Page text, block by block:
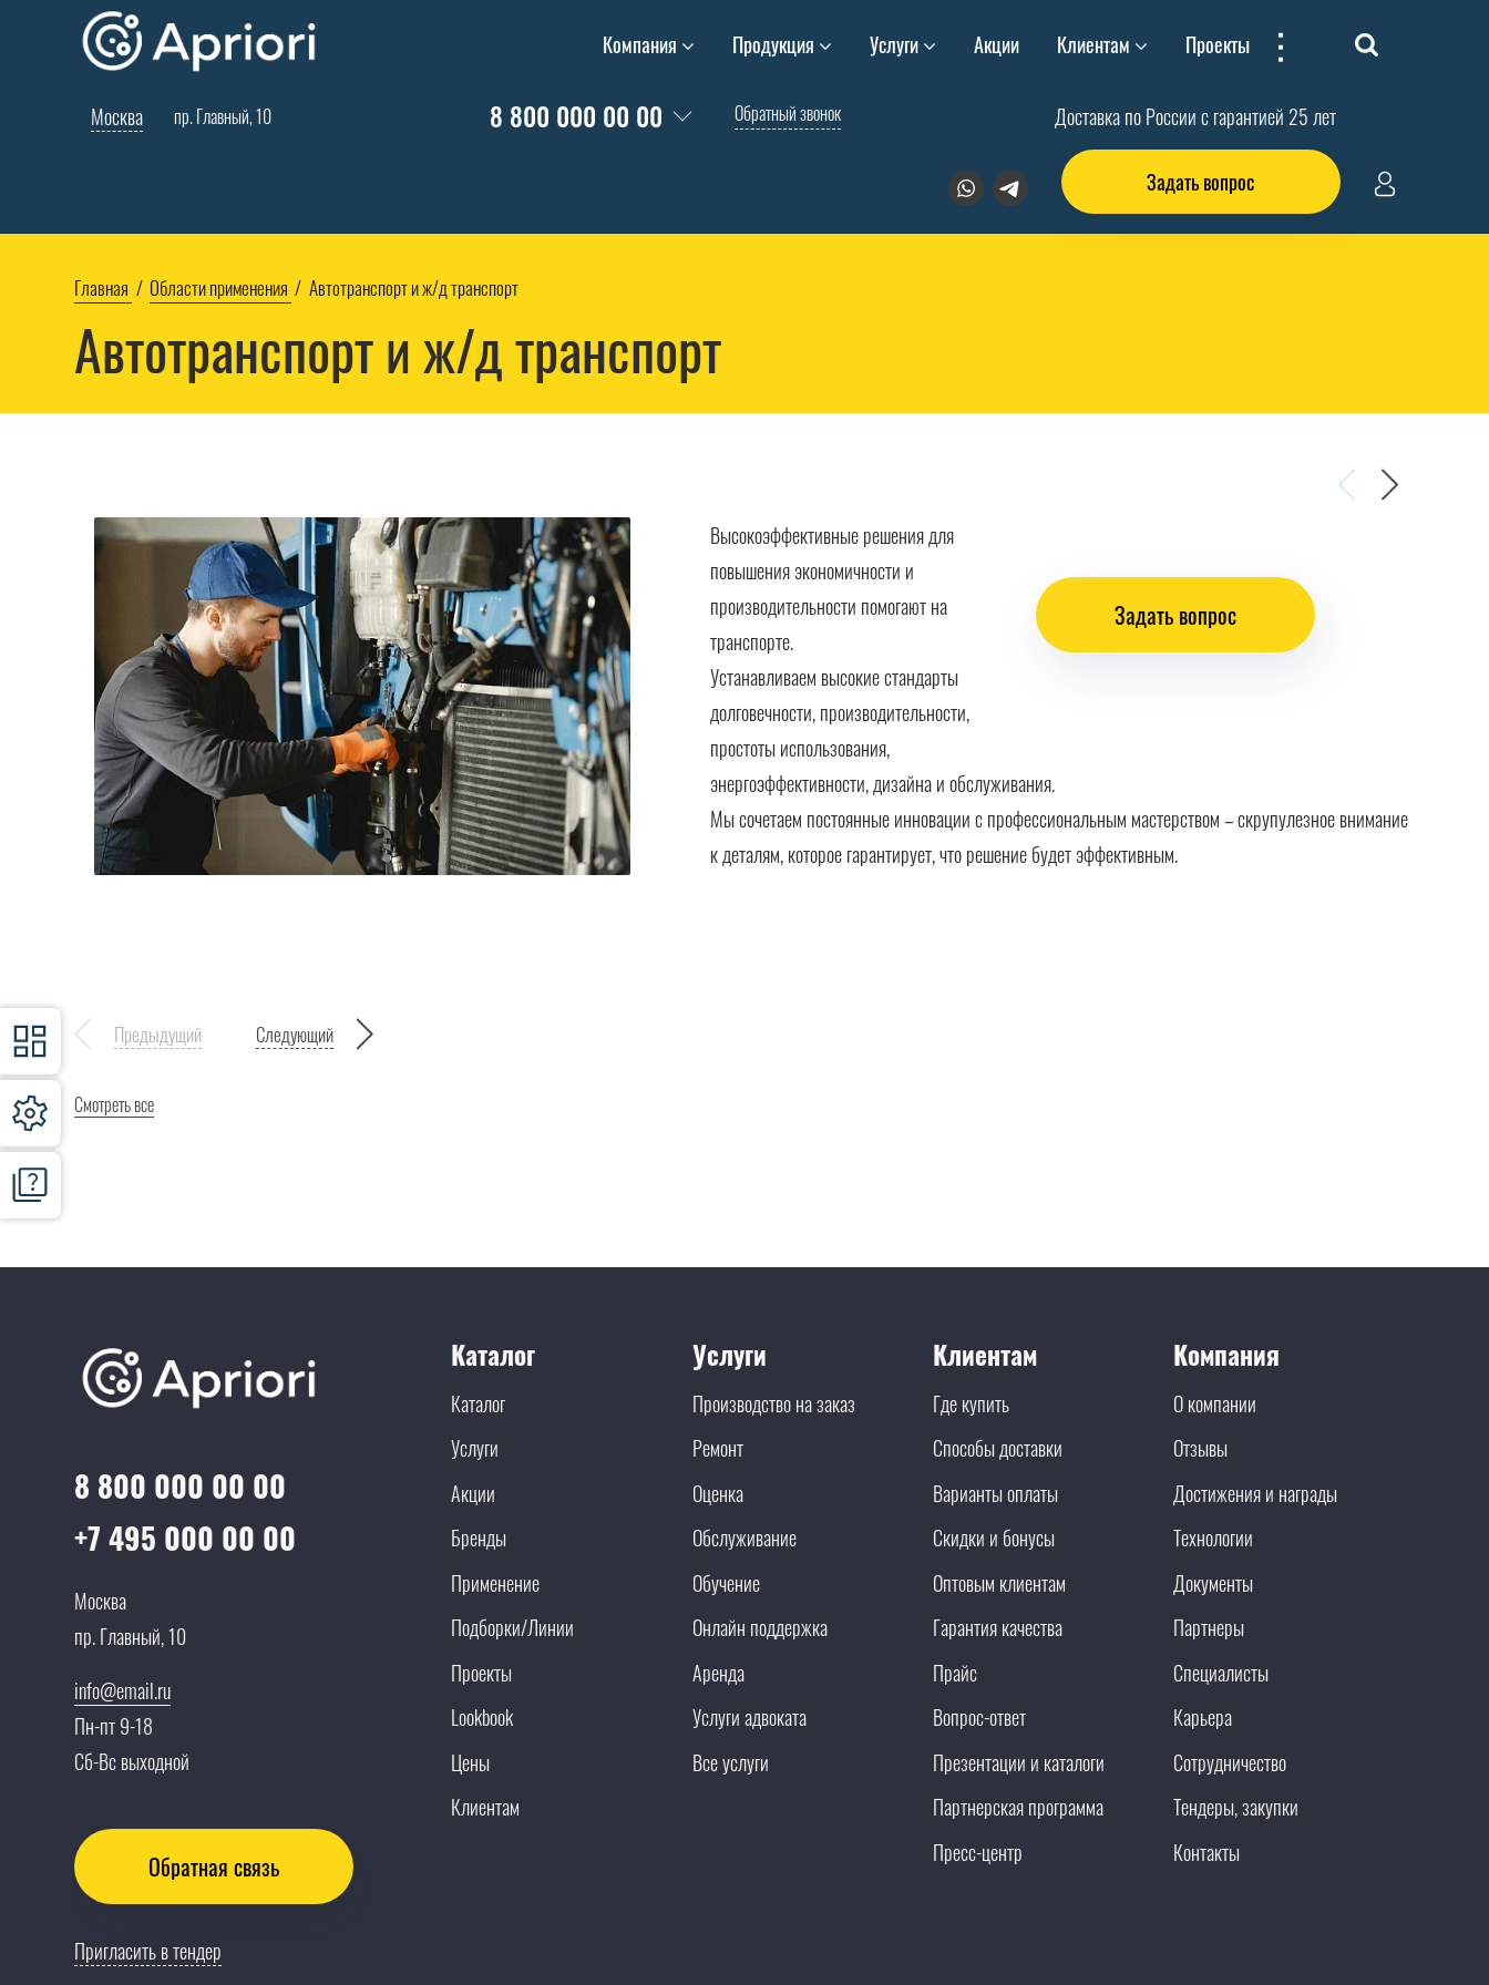
Компания Продукция Услуги Акции Клиентам Проекты ...
Москва пр. Главный, 10 8 800 000 00 00 Обратный звонок Доставка по России с гарантией 25 лет
Задать вопрос
Главная Области применения Автотранспорт и ж/д транспорт
Автотранспорт и ж/д транспорт
Задать вопрос
Высокоэффективные решения для
повышения экономичности и
производительности помогают на
транспорте.
Устанавливаем высокие стандарты
долговечности, производительности,
простоты использования,
энергоэффективности, дизайна и обслуживания.
Мы сочетаем постоянные инновации с профессиональным мастерством – скрупулезное внимание
к деталям, которое гарантирует, что решение будет эффективным.
Предыдущий Следующий
Смотреть все
8 800 000 00 00
+7 495 000 00 00
Москва
пр. Главный, 10
info@email.ru
Пн-пт 9-18
Сб-Вс выходной
Обратная связь
Пригласить в тендер
Каталог
Каталог
Услуги
Акции
Бренды
Применение
Подборки/Линии
Проекты
Lookbook
Цены
Клиентам
Услуги
Производство на заказ
Ремонт
Оценка
Обслуживание
Обучение
Онлайн поддержка
Аренда
Услуги адвоката
Все услуги
Клиентам
Где купить
Способы доставки
Варианты оплаты
Скидки и бонусы
Оптовым клиентам
Гарантия качества
Прайс
Вопрос-ответ
Презентации и каталоги
Партнерская программа
Пресс-центр
Компания
О компании
Отзывы
Достижения и награды
Технологии
Документы
Партнеры
Специалисты
Карьера
Сотрудничество
Тендеры, закупки
Контакты